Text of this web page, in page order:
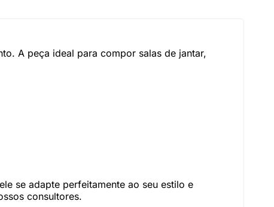
A peça ideal para compor salas de jantar,
se adapte perfeitamente ao seu estilo e
consultores.